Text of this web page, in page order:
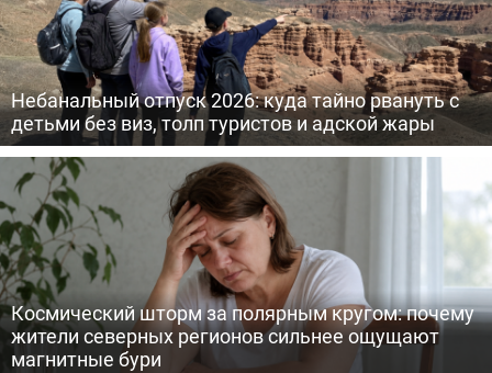
Небанальный отпуск 2026: куда тайно рвануть с
детьми без виз, толп туристов и адской жары
Космический шторм за полярным кругом: почему
жители северных регионов сильнее ощущают
магнитные бури